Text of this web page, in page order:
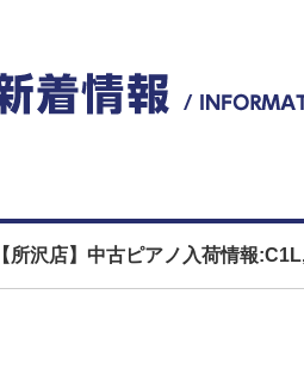
【所沢店】中古ピアノ入荷情報